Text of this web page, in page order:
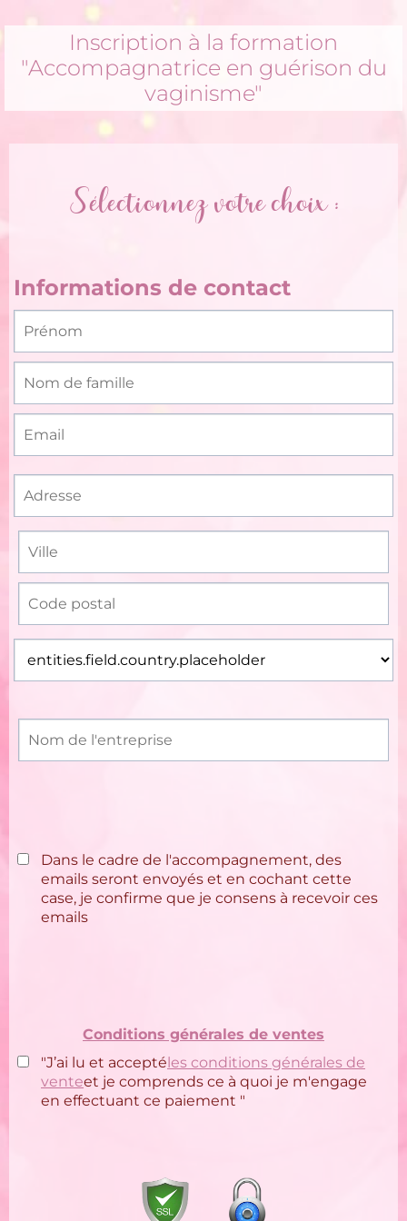
Inscription à la formation
"Accompagnatrice en guérison du
vaginisme"
Sélectionnez votre choix :
Informations de contact
Dans le cadre de l'accompagnement, des
emails seront envoyés et en cochant cette
case, je confirme que je consens à recevoir ces
emails
Conditions générales de ventes
"J’ai lu et acceptéles conditions générales de
venteet je comprends ce à quoi je m'engage
en effectuant ce paiement "